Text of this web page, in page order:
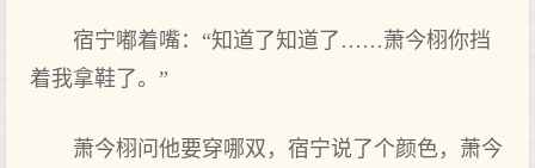
宿宁嘟着嘴：“知道了知道了……萧今栩你挡
着我拿鞋了。”
萧今栩问他要穿哪双，宿宁说了个颜色，萧今